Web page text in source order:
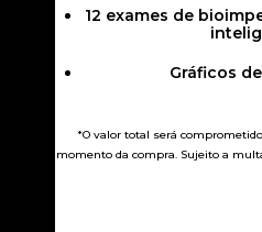
12 exames de
Gráficos
*O valor total será
momento da compra. Sujeito a